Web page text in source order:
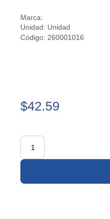
Marca:
Unidad: Unidad
Código: 260001016
$42.59